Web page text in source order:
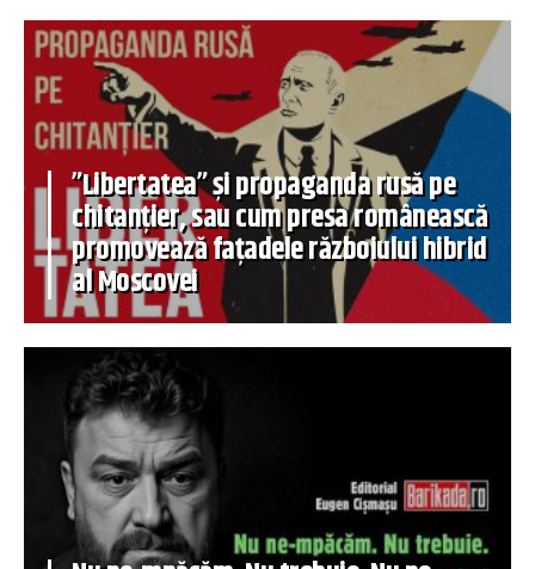
”Libertatea” și propaganda rusă pe
chitanțier, sau cum presa românească
promovează fațadele războiului hibrid
al Moscovei